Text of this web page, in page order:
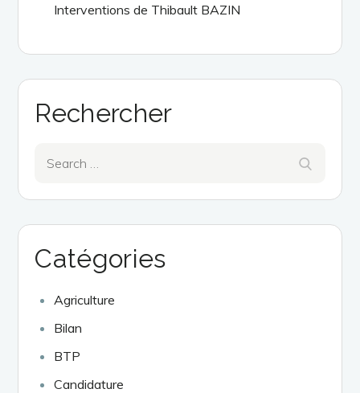
Interventions de Thibault BAZIN
Rechercher
Catégories
Agriculture
Bilan
BTP
Candidature